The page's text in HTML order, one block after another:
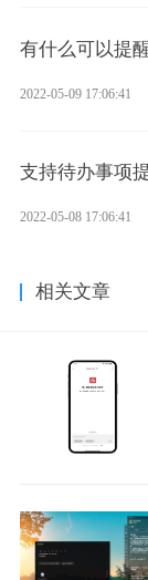
有什么可以提
2022-05-09 17:06:41
支持待办事项
2022-05-08 17:06:41
相关文章